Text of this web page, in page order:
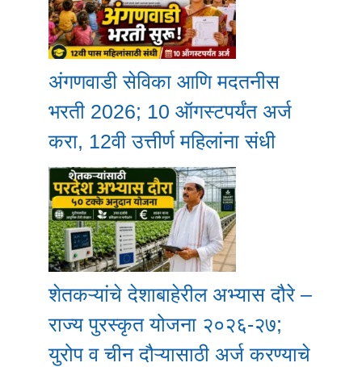
अंगणवाडी सेविका आणि मदतनीस
भरती 2026; 10 ऑगस्टपर्यंत अर्ज
करा, 12वी उत्तीर्ण महिलांना संधी
शेतकऱ्यांचे देशाबाहेरील अभ्यास दौरे –
राज्य पुरस्कृत योजना २०२६-२७;
युरोप व चीन दौऱ्यासाठी अर्ज करण्याचे